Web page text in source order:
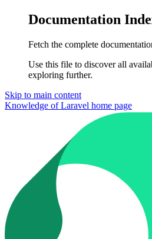
Documentation
Fetch the complete
Use this file to discover all
exploring further.
Skip to main content
Knowledge of Laravel home page